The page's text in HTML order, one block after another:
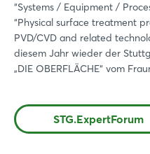
“Systems / Equipment /
“Physical surface treatment
PVD/CVD and related
diesem Jahr wieder der
„DIE OBERFLÄCHE“ vom
STG.ExpertForum